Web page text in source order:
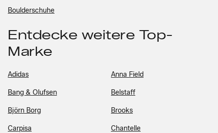
Boulderschuhe
Entdecke weitere Top-
Marke
Adidas Anna Field
Bang & Olufsen Belstaff
Björn Borg Brooks
Carpisa Chantelle